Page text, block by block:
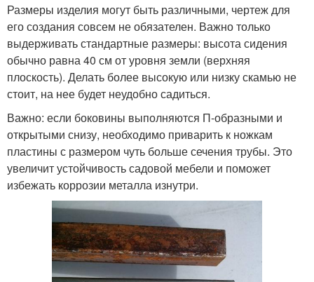
Размеры изделия могут быть различными, чертеж для
его создания совсем не обязателен. Важно только
выдерживать стандартные размеры: высота сидения
обычно равна 40 см от уровня земли (верхняя
плоскость). Делать более высокую или низку скамью не
стоит, на нее будет неудобно садиться.
Важно: если боковины выполняются П-образными и
открытыми снизу, необходимо приварить к ножкам
пластины с размером чуть больше сечения трубы. Это
увеличит устойчивость садовой мебели и поможет
избежать коррозии металла изнутри.